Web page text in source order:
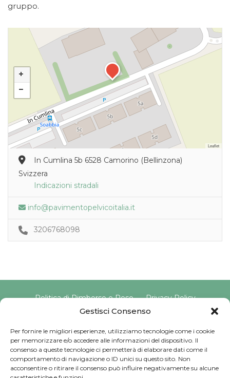
Gestisci Consenso
Per fornire le migliori esperienze, utilizziamo tecnologie come i cookie
per memorizzare e/o accedere alle informazioni del dispositivo. Il
consenso a queste tecnologie ci permetterà di elaborare dati come il
comportamento di navigazione o ID unici su questo sito. Non
acconsentire o ritirare il consenso può influire negativamente su alcune
gruppo.
Leaflet
In Cumlina 5b 6528 Camorino (Bellinzona)
Svizzera
Indicazioni stradali
info@pavimentopelvicoitalia.it
3206768098
Politica di Rimborso e Reso
Privacy Policy
Cookie Policy
Copyright © 2025 Pavimento Pelvico Italia beAPPI srl |
Indirizzo: Via Cassia 1827 Int. A, 00123 Roma (RM) |
P.IVA: 16569171008 | Email PEC:
pavimentopelvicoitalia@pec.it | Codice Univoco: